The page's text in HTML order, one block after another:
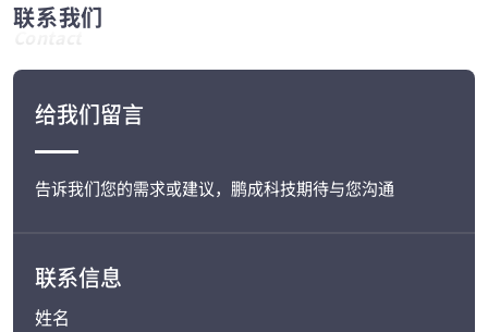
联系我们
给我们留言
告诉我们您的需求或建议，鹏成科技期待与您沟通
联系信息
姓名